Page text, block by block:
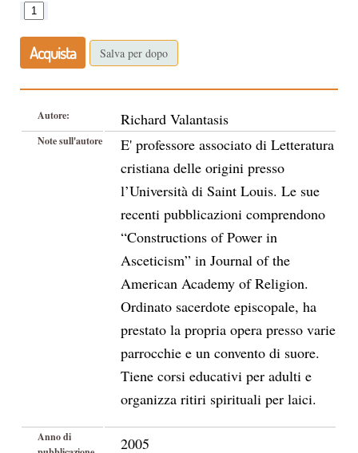
Acquista Salva per dopo
Autore: Richard Valantasis
Note sull'autore
E' professore associato di Letteratura
cristiana delle origini presso
l’Università di Saint Louis. Le sue
recenti pubblicazioni comprendono
“Constructions of Power in
Asceticism” in Journal of the
American Academy of Religion.
Ordinato sacerdote episcopale, ha
prestato la propria opera presso varie
parrocchie e un convento di suore.
Tiene corsi educativi per adulti e
organizza ritiri spirituali per laici.
Anno di
2005